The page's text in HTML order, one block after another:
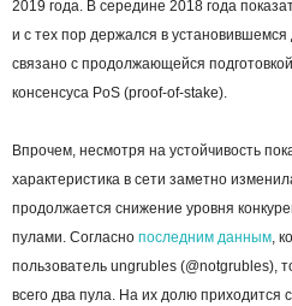
2019 года. В середине 2018 года
и с тех пор держался в
связано с продолжающейся
консенсуса PoS (proof-of-stake).
Впрочем, несмотря на устойчивость
характеристика в сети заметно
продолжается снижение уровня
пулами. Согласно последним данным,
пользователь ungrubles (@notgrubles),
всего два пула. На их долю приходится